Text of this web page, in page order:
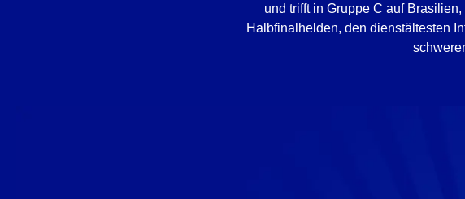
und trifft in Gruppe C auf
Halbfinalhelden, den dienstältesten